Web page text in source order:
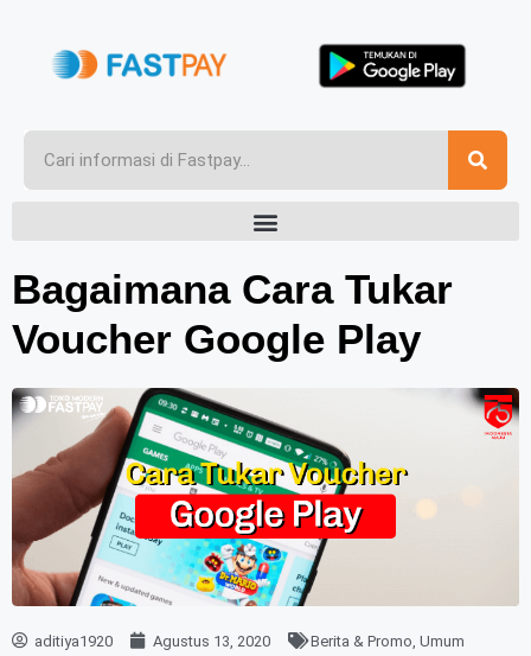
Bagaimana Cara Tukar
Voucher Google Play
aditiya1920 Agustus 13, 2020 Berita & Promo Umum